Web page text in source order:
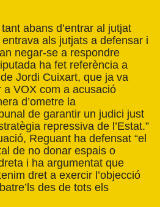
abans d’entrar al jutjat
als jutjats a defensar i
negar-se a respondre
ha fet referència a
Jordi Cuixart, que ja va
VOX com a acusació
d’ometre la
de garantir un judici just
repressiva de l’Estat.”
Reguant ha defensat “el
de no donar espais o
i ha argumentat que
dret a exercir l’objecció
des de tots els